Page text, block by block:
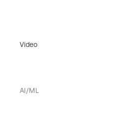
Video
AI/ML